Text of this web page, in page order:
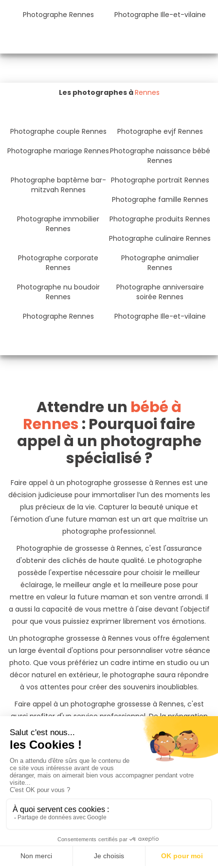
Photographe Rennes
Photographe Ille-et-vilaine
Les photographes àRennes
Photographe couple Rennes
Photographe evjf Rennes
Photographe mariage RennesPhotographe naissance bébé
Rennes
Photographe baptême bar-
mitzvah Rennes
Photographe portrait Rennes
Photographe famille Rennes
Photographe immobilier
Rennes
Photographe produits Rennes
Photographe culinaire Rennes
Photographe corporate
Rennes
Photographe animalier
Rennes
Photographe nu boudoir
Rennes
Photographe anniversaire
soirée Rennes
Photographe Rennes
Photographe Ille-et-vilaine
Attendre un bébé à
Rennes: Pourquoi faire
appel à un photographe
spécialisé ?
Faire appel à un photographe grossesse à Rennes est une
décision judicieuse pour immortaliser l’un des moments les
plus précieux de la vie. Capturer la beauté unique et
l'émotion d'une future maman est un art que maîtrise un
photographe professionnel.
Photographie de grossesse à Rennes, c'est l'assurance
d'obtenir des clichés de haute qualité. Le photographe
possède l'expertise nécessaire pour choisir le meilleur
éclairage, le meilleur angle et la meilleure pose pour
mettre en valeur la future maman et son ventre arrondi. Il
a aussi la capacité de vous mettre à l'aise devant l'objectif
pour que vous puissiez exprimer librement vos émotions.
Un photographe grossesse à Rennes vous offre également
un large éventail d'options pour personnaliser votre séance
photo. Que vous préfériez un cadre intime en studio ou un
décor naturel en extérieur, le photographe saura répondre
à vos attentes pour créer des souvenirs inoubliables.
Faire appel à un photographe grossesse à Rennes, c'est
aussi profiter d'un service professionnel. De la préparation
de la séance à la livraison des photos, le photographe
s'occupe de tout. Il offre des conseils sur la tenue à porter,
la meilleure heure pour la prise de vue et garantit une
retouche de qualité pour des photos parfaites.
Enfin, choisir un photographe grossesse à Rennes, c'est
choisir de confier ce moment à un spécialiste de la
photographie de maternité. Il comprend l'importance de
ce moment unique et sait comment le capturer avec
Photographe de grossesse